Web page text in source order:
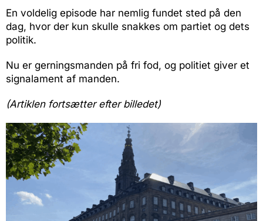
En voldelig episode har nemlig fundet sted på den
dag, hvor der kun skulle snakkes om partiet og dets
politik.
Nu er gerningsmanden på fri fod, og politiet giver et
signalament af manden.
(Artiklen fortsætter efter billedet)